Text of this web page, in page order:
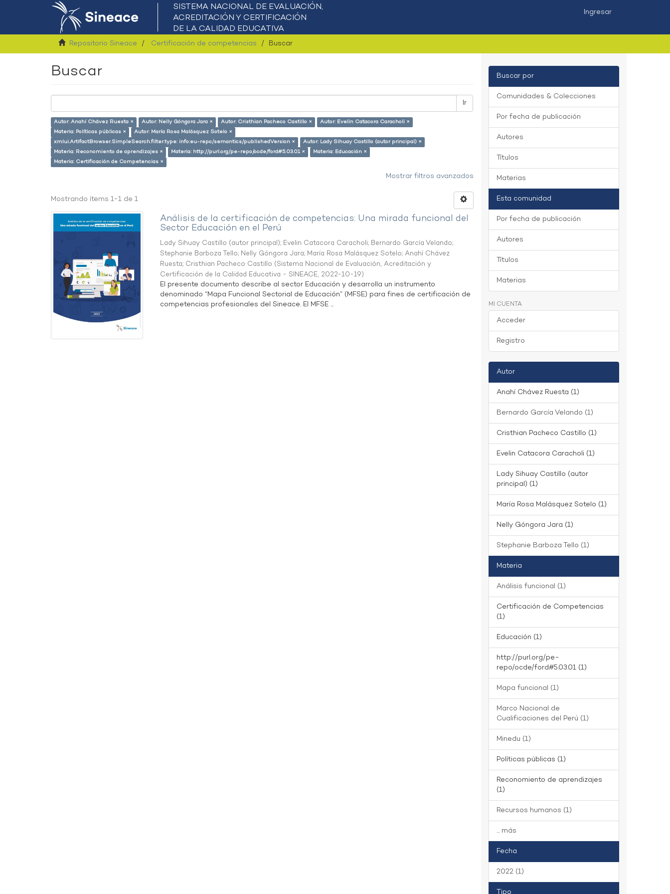
Ingresar
Repositorio Sineace Certificación de competencias Buscar
Buscar
Ir
Autor: Anahí Chávez Ruesta × Autor: Nelly Góngora Jara × Autor: Cristhian Pacheco Castillo ×
Autor: Evelin Catacora Caracholi ×
Materia: Políticas públicas ×
Autor: María Rosa Malásquez Sotelo ×
xmlui.ArtifactBrowser.SimpleSearch.filter.type: info:eu-repo/semantics/publishedVersion ×
Autor: Lady Sihuay Castillo (autor principal) ×
Materia: Reconomiento de aprendizajes ×
Materia: http://purl.org/pe-repo/ocde/ford#5.03.01 ×
Materia: Educación ×
Materia: Certificación de Competencias ×
Mostrar filtros avanzados
Mostrando ítems 1-1 de 1
Análisis de la certificación de competencias: Una mirada funcional del
Sector Educación en el Perú
Lady Sihuay Castillo (autor principal); Evelin Catacora Caracholi; Bernardo García Velando;
Stephanie Barboza Tello; Nelly Góngora Jara; María Rosa Malásquez Sotelo;Anahí Chávez
Ruesta; Cristhian Pacheco Castillo (Sistema Nacional de Evaluación, Acreditación y
Certificación de la Calidad Educativa - SINEACE, 2022-10-19)
El presente documento describe al sector Educación y desarrolla un instrumento
denominado “Mapa Funcional Sectorial de Educación” (MFSE) para fines de certificación de
competencias profesionales del Sineace. El MFSE ...
Buscar por
Comunidades & Colecciones
Por fecha de publicación
Autores
Títulos
Materias
Esta comunidad
Por fecha de publicación
Autores
Títulos
Materias
MI CUENTA
Acceder
Registro
Autor
Anahí Chávez Ruesta (1)
Bernardo García Velando (1)
Cristhian Pacheco Castillo (1)
Evelin Catacora Caracholi (1)
Lady Sihuay Castillo (autor
principal) (1)
María Rosa Malásquez Sotelo (1)
Nelly Góngora Jara (1)
Stephanie Barboza Tello (1)
Materia
Análisis funcional (1)
Certificación de Competencias
(1)
Educación (1)
http://purl.org/pe-
repo/ocde/ford#5.03.01 (1)
Mapa funcional (1)
Marco Nacional de
Cualificaciones del Perú (1)
Minedu (1)
Políticas públicas (1)
Reconomiento de aprendizajes
(1)
Recursos humanos (1)
... más
Fecha
2022 (1)